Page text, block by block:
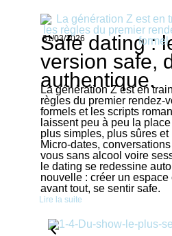
31/03/2026
Safe dating :
version safe,
authentique.
La génération Z est en
règles du premier rendez-
formels et les scripts
laissent peu à peu la
plus simples, plus sûres
Micro-dates,
vous sans alcool voire
le dating se redessine
nouvelle : créer un espace
avant tout, se sentir safe.
Lire la suite